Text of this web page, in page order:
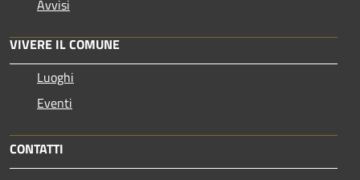
Avvisi
VIVERE IL COMUNE
Luoghi
Eventi
CONTATTI